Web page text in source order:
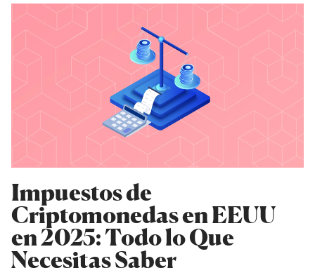
Impuestos de
Criptomonedas en EEUU
en 2025: Todo lo Que
Necesitas Saber